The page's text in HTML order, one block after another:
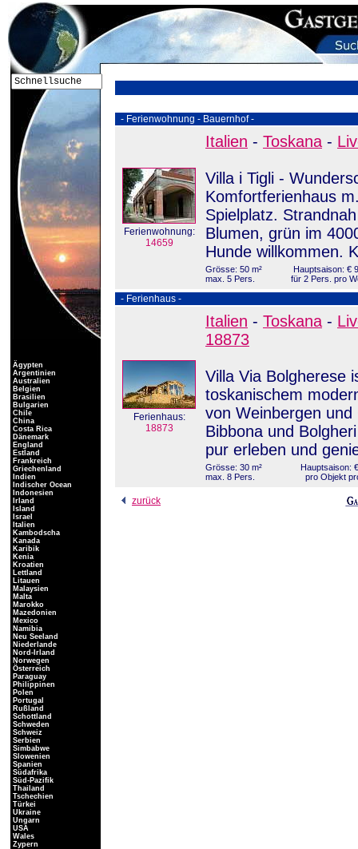
- Ferienwohnung - Bauernhof -
Ferienwohnung:
14659
Italien - Toskana -
Villa i Tigli -
Komfortferienhaus
Spielplatz.
Blumen, grün im
Hunde willkommen.
Grösse: 50 m²
max. 5 Pers.
Hauptsaison: €
für 2 Pers. pro
- Ferienhaus -
Ferienhaus:
18873
Italien - Toskana -
18873
Villa Via Bolgherese
toskanischem
von Weinbergen
Bibbona und
pur erleben und
Grösse: 30 m²
max. 8 Pers.
Hauptsaison:
pro Objekt
zurück
Ägypten
Argentinien
Australien
Belgien
Brasilien
Bulgarien
Chile
China
Costa Rica
Dänemark
England
Estland
Frankreich
Griechenland
Indien
Indischer Ocean
Indonesien
Irland
Island
Israel
Italien
Kambodscha
Kanada
Karibik
Kenia
Kroatien
Lettland
Litauen
Malaysien
Malta
Marokko
Mazedonien
Mexico
Namibia
Neu Seeland
Niederlande
Nord-Irland
Norwegen
Österreich
Paraguay
Philippinen
Polen
Portugal
Rußland
Schottland
Schweden
Schweiz
Serbien
Simbabwe
Slowenien
Spanien
Südafrika
Süd-Pazifik
Thailand
Tschechien
Türkei
Ukraine
Ungarn
USA
Wales
Zypern